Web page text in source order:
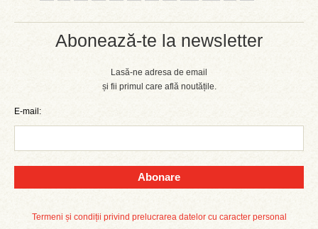
Abonează-te la newsletter
Lasă-ne adresa de email
și fii primul care află noutățile.
E-mail:
Abonare
Termeni și condiții privind prelucrarea datelor cu caracter personal